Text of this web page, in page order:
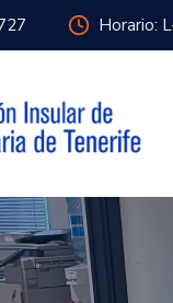
Horario: